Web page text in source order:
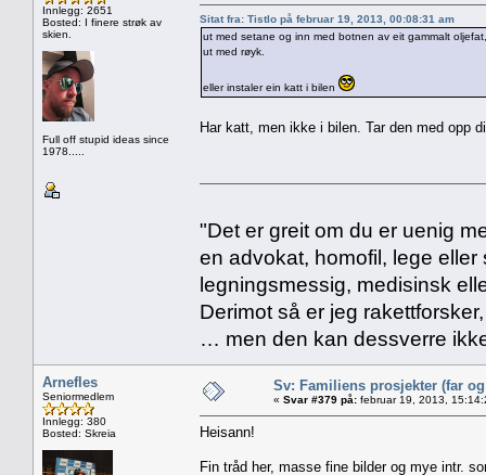
Innlegg: 2651
Bosted: I finere strøk av
skien.
Full off stupid ideas since
1978.....
Sitat fra: Tistlo på februar 19, 2013, 00:08:31 am
ut med setane og inn med botnen av eit gammalt
ut med røyk.
eller instaler ein katt i bilen
Har katt, men ikke i bilen. Tar den med opp
"Det er greit om du er uenig
en advokat, homofil, lege
legningsmessig, medisinsk
Derimot så er jeg
… men den kan dessverre
Arnefles
Seniormedlem
Innlegg: 380
Bosted: Skreia
Sv: Familiens prosjekter (far
« Svar #379 på: februar 19, 2013,
Heisann!
Fin tråd her, masse fine bilder og mye intr.